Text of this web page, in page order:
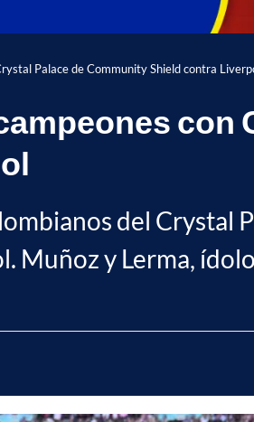
Palace de Community Shield contra
con
del Crystal
Muñoz y Lerma,